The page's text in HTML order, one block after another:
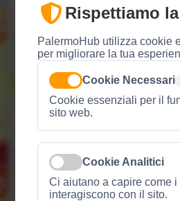
Rispettiamo
PalermoHub utilizza cookie
per migliorare la tua
Cookie Necessari
Cookie essenziali per il
sito web.
Cookie Analitici
Ci aiutano a capire come i
interagiscono con il sito.